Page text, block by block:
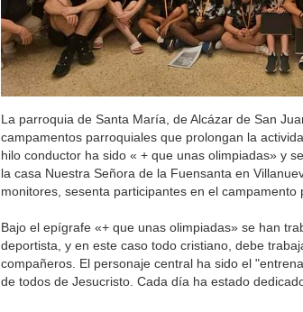
La parroquia de Santa María, de Alcázar de San
campamentos parroquiales que prolongan la
hilo conductor ha sido « + que unas olimpiadas» y
la casa Nuestra Señora de la Fuensanta en
monitores, sesenta participantes en el campamento
Bajo el epígrafe «+ que unas olimpiadas» se han
deportista, y en este caso todo cristiano, debe
compañeros. El personaje central ha sido el
de todos de Jesucristo. Cada día ha estado